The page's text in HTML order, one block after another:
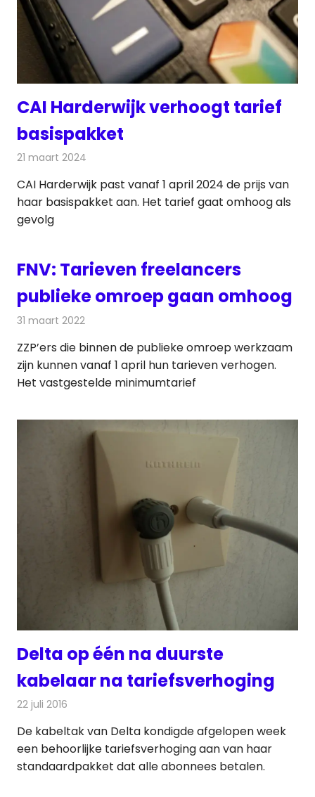
CAI Harderwijk verhoogt tarief
basispakket
21 maart 2024
CAI Harderwijk past vanaf 1 april 2024 de prijs van
haar basispakket aan. Het tarief gaat omhoog als
gevolg
FNV: Tarieven freelancers
publieke omroep gaan omhoog
31 maart 2022
ZZP’ers die binnen de publieke omroep werkzaam
zijn kunnen vanaf 1 april hun tarieven verhogen.
Het vastgestelde minimumtarief
Delta op één na duurste
kabelaar na tariefsverhoging
22 juli 2016
De kabeltak van Delta kondigde afgelopen week
een behoorlijke tariefsverhoging aan van haar
standaardpakket dat alle abonnees betalen.